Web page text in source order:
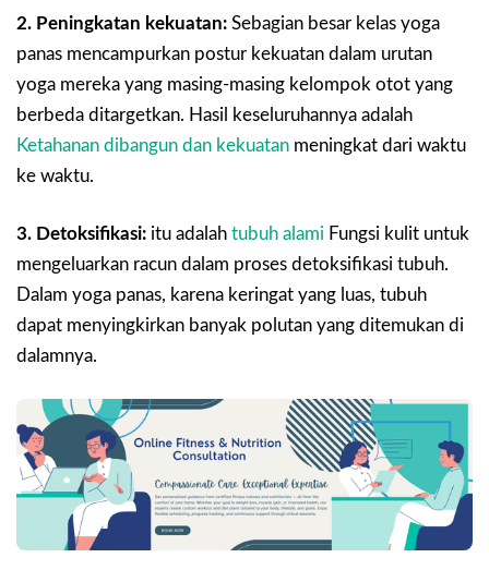
2. Peningkatan kekuatan: Sebagian besar kelas yoga
panas mencampurkan postur kekuatan dalam urutan
yoga mereka yang masing-masing kelompok otot yang
berbeda ditargetkan. Hasil keseluruhannya adalah
Ketahanan dibangun dan kekuatan meningkat dari waktu
ke waktu.
3. Detoksifikasi: itu adalah tubuh alami Fungsi kulit untuk
mengeluarkan racun dalam proses detoksifikasi tubuh.
Dalam yoga panas, karena keringat yang luas, tubuh
dapat menyingkirkan banyak polutan yang ditemukan di
dalamnya.